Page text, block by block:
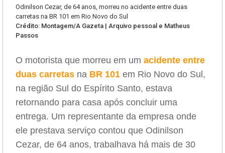
Odinilson Cezar, de 64 anos, morreu no acidente entre duas
carretas na BR 101 em Rio Novo do Sul
Crédito: Montagem/A Gazeta | Arquivo pessoal e Matheus
Passos
O motorista que morreu em um acidente entre
duas carretas na BR 101 em Rio Novo do Sul,
na região Sul do Espírito Santo, estava
retornando para casa após concluir uma
entrega. Um representante da empresa onde
ele prestava serviço contou que Odinilson
Cezar, de 64 anos, trabalhava há mais de 30